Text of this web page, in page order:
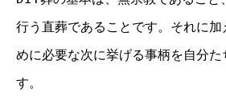
行う直葬であることです。それに
めに必要な次に挙げる事柄を自分た
す。